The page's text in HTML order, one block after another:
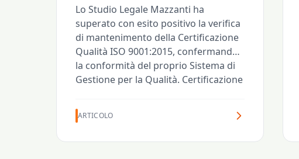
Lo Studio Legale Mazzanti ha
superato con esito positivo la verifica
di mantenimento della Certificazione
Qualità ISO 9001:2015, confermando
la conformità del proprio Sistema di
Gestione per la Qualità. Certificazione
2016.
ARTICOLO